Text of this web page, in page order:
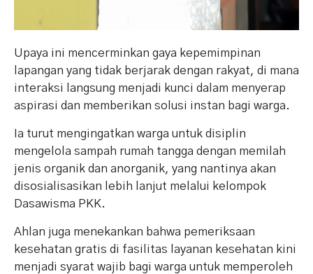
Upaya ini mencerminkan gaya kepemimpinan
lapangan yang tidak berjarak dengan rakyat, di mana
interaksi langsung menjadi kunci dalam menyerap
aspirasi dan memberikan solusi instan bagi warga.
Ia turut mengingatkan warga untuk disiplin
mengelola sampah rumah tangga dengan memilah
jenis organik dan anorganik, yang nantinya akan
disosialisasikan lebih lanjut melalui kelompok
Dasawisma PKK.
Ahlan juga menekankan bahwa pemeriksaan
kesehatan gratis di fasilitas layanan kesehatan kini
menjadi syarat wajib bagi warga untuk memperoleh